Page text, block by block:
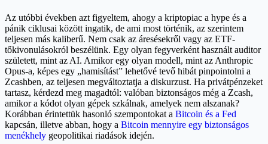
Az utóbbi években azt figyeltem, ahogy a kriptopiac a hype és a
pánik ciklusai között ingatik, de ami most történik, az szerintem
teljesen más kaliberű. Nem csak az áresésekről vagy az ETF-
tőkivonulásokról beszélünk. Egy olyan fegyverként használt auditor
született, mint az AI. Amikor egy olyan modell, mint az Anthropic
Opus-a, képes egy „hamisítást” lehetővé tevő hibát pinpointolni a
Zcashben, az teljesen megváltoztatja a diskurzust. Ha privátpénzeket
tartasz, kérdezd meg magadtól: valóban biztonságos még a Zcash,
amikor a kódot olyan gépek szkálnak, amelyek nem alszanak?
Korábban érintettük hasonló szempontokat a Bitcoin és a Fed
kapcsán, illetve abban, hogy a Bitcoin mennyire egy biztonságos
menékhely geopolitikai riadások idején.